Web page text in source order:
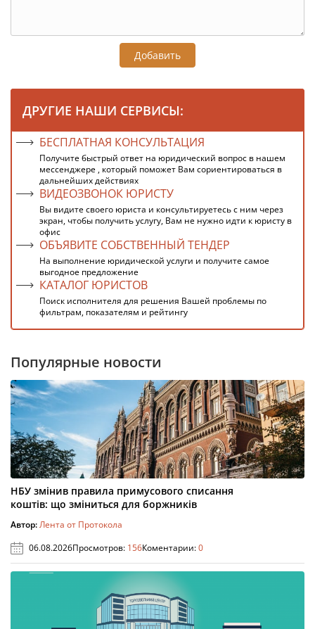
Добавить
ДРУГИЕ НАШИ СЕРВИСЫ:
БЕСПЛАТНАЯ КОНСУЛЬТАЦИЯ
Получите быстрый ответ на юридический вопрос в нашем
мессенджере , который поможет Вам сориентироваться в
дальнейших действиях
ВИДЕОЗВОНОК ЮРИСТУ
Вы видите своего юриста и консультируетесь с ним через
экран, чтобы получить услугу, Вам не нужно идти к юристу в
офис
ОБЪЯВИТЕ СОБСТВЕННЫЙ ТЕНДЕР
На выполнение юридической услуги и получите самое
выгодное предложение
КАТАЛОГ ЮРИСТОВ
Поиск исполнителя для решения Вашей проблемы по
фильтрам, показателям и рейтингу
Популярные новости
НБУ змінив правила примусового списання
коштів: що зміниться для боржників
Автор:Лента от Протокола
06.08.2026Просмотров: 156Коментарии:0